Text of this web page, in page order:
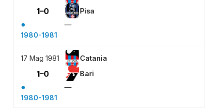
1–0 Pisa
●
—
1980-1981
17 Mag 1981 Catania
1–0 Bari
●
—
1980-1981